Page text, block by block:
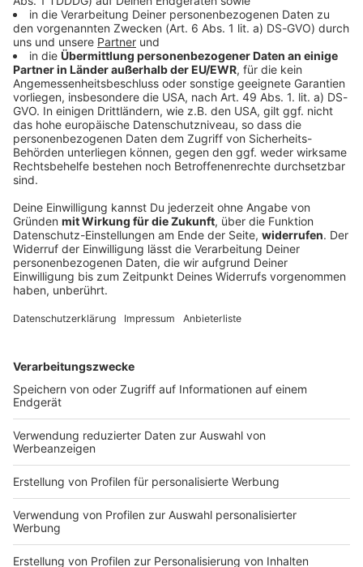
DAS KÖNNTE DICH AUCH INTERESSIEREN
Bayern
Verpuffung durch Campingkocher - Verletzte
bei Festival
einem Campingkocher etwas zubereiten. Dabei tritt
Menschen werden verletzt.
DEINE GEMERKTEN ARTIKEL
Du hast dir noch keine Artikel gemerkt